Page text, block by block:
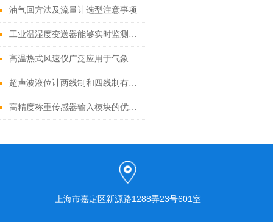
油气回方法及流量计选型注意事项
工业温湿度变送器能够实时监测环境条件的变化
高温热式风速仪广泛应用于气象学、环境监测、建筑设计和航空航天等领域
超声波液位计两线制和四线制有什么区别？
高精度称重传感器输入模块的优势是什么？
上海市嘉定区新源路1288弄23号601室